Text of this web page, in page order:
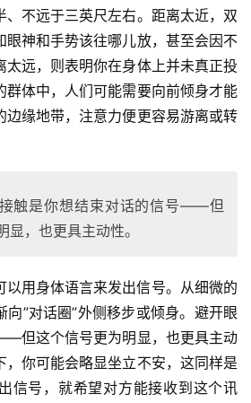
、不远于三英尺左右。距离太近，双
眼神和手势该往哪儿放，甚至会因不
太远，则表明你在身体上并未真正投
群体中，人们可能需要向前倾身才能
边缘地带，注意力便更容易游离或转
触是你想结束对话的信号——但
显，也更具主动性。
以用身体语言来发出信号。从细微的
”对话圈”外侧移步或倾身。避开眼
但这个信号更为明显，也更具主动
，你可能会略显坐立不安，这同样是
信号，就希望对方能接收到这个讯